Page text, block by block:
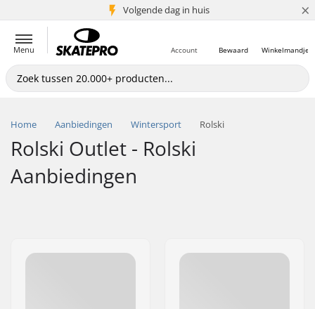
Volgende dag in huis
5+ mln. klanten ×
Menu Winkelmandje
Bewaard
Account
Home Aanbiedingen Wintersport Rolski
Rolski Outlet - Rolski
Aanbiedingen